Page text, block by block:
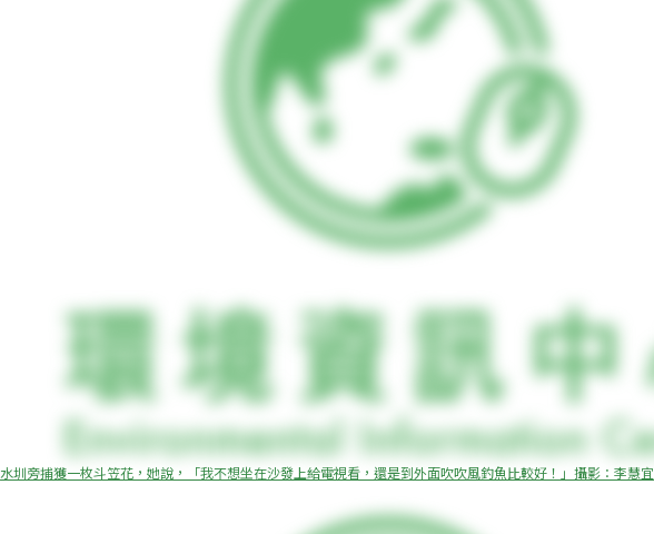
水圳旁捕獲一枚斗笠花，她說，「我不想坐在沙發上給電視看，還是到外面吹吹風釣魚比較好！」攝影：李慧宜